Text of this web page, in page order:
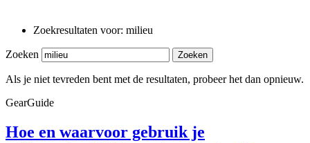
Zoekresultaten voor: milieu
Zoeken Zoeken
Als je niet tevreden bent met de resultaten, probeer het dan opnieuw.
GearGuide
Hoe en waarvoor gebruik je